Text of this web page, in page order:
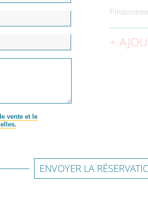
vente et le
ENVOYER LA